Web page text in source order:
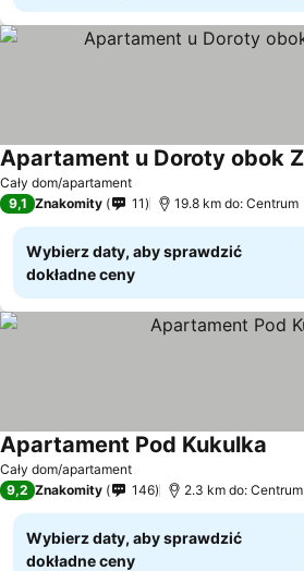
Cały dom/apartament
Apartament u Doroty obok
9,1 Znakomity 11 19.8 km do: Centrum
Wybierz daty, aby sprawdzić
dokładne ceny
Cały dom/apartament
Apartament Pod Kukulka
9,2 Znakomity 146 2.3 km do: Centrum
Wybierz daty, aby sprawdzić
dokładne ceny